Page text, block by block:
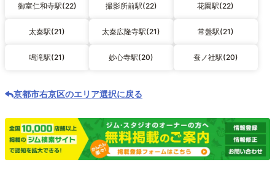
御室仁和寺駅(22) 撮影所前駅(22) 花園駅(22)
太秦駅(21) 太秦広隆寺駅(21) 常盤駅(21)
鳴滝駅(21) 妙心寺駅(20) 蚕ノ社駅(20)
京都市右京区のエリア選択に戻る